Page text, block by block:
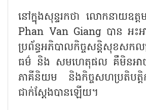
នៅក្នុងសុន្ទរកថា លោកនាយឧត្ត
Phan Van Giang បាន អះអ
ប្រព័ន្ធអភិបាលកិច្ចសន្តិសុខសក
ធម៌ និង សមហេតុផល គឺមិនអាច
ភាគីនិយម និងកិច្ចសហប្រតិបត្តិក
ជាក់ស្ដែងបានឡើយ។